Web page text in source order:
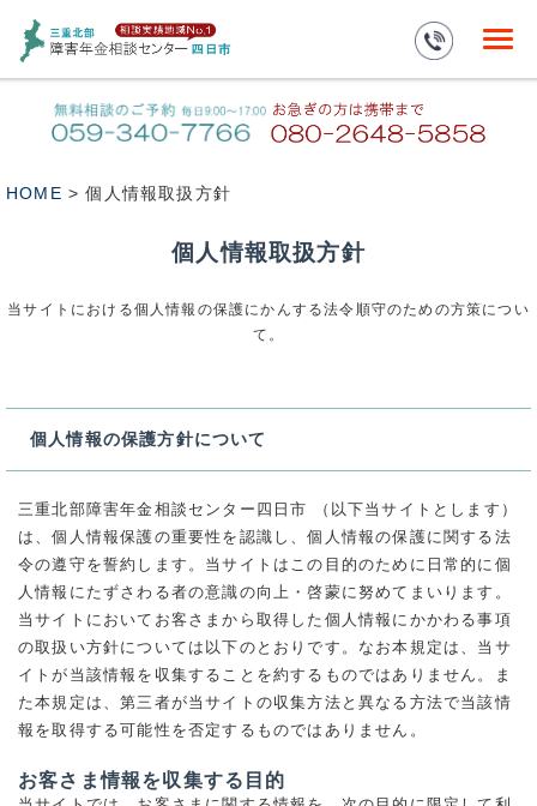
HOME > 個人情報取扱方針
個人情報取扱方針
当サイトにおける個人情報の保護にかんする法令順守のための方策につい
て。
個人情報の保護方針について
三重北部障害年金相談センター四日市 （以下当サイトとします）
は、個人情報保護の重要性を認識し、個人情報の保護に関する法
令の遵守を誓約します。当サイトはこの目的のために日常的に個
人情報にたずさわる者の意識の向上・啓蒙に努めてまいります。
当サイトにおいてお客さまから取得した個人情報にかかわる事項
の取扱い方針については以下のとおりです。なお本規定は、当サ
イトが当該情報を収集することを約するものではありません。ま
た本規定は、第三者が当サイトの収集方法と異なる方法で当該情
報を取得する可能性を否定するものではありません。
お客さま情報を収集する目的